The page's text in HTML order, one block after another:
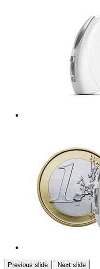
Previous slide Next slide